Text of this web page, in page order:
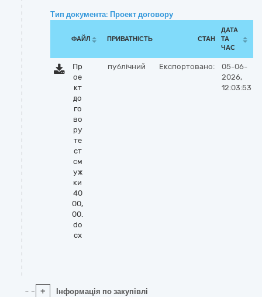
Тип документа: Проект договору
ФАЙЛ ПРИВАТНІСТЬ СТАН
ДАТА
ТА
ЧАС
Пр
ое
кт
до
го
во
ру
те
ст
см
уж
ки
40
00,
00.
do
cx
публічний Експортовано:
05-06-
2026,
12:03:53
+ Інформація по закупівлі